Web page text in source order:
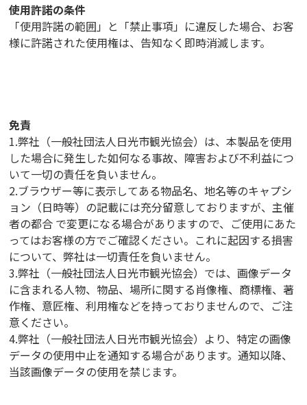
使用許諾の条件
「使用許諾の範囲」と「禁止事項」に違反した場合、お客
様に許諾された使用権は、告知なく即時消滅します。
免責
1.弊社（一般社団法人日光市観光協会）は、本製品を使用
した場合に発生した如何なる事故、障害および不利益につ
いて一切の責任を負いません。
2.ブラウザー等に表示してある物品名、地名等のキャプシ
ョン（日時等）の記載には充分留意しておりますが、主催
者の都合 で変更になる場合がありますので、ご使用にあた
ってはお客様の方でご確認ください。これに起因する損害
について、弊社は一切責任を負いません。
3.弊社（一般社団法人日光市観光協会）では、画像データ
に含まれる人物、物品、場所に関する肖像権、商標権、著
作権、意匠権、利用権などを持っておりませんので、ご注
意ください。
4.弊社（一般社団法人日光市観光協会）より、特定の画像
データの使用中止を通知する場合があります。通知以降、
当該画像データの使用を禁じます。